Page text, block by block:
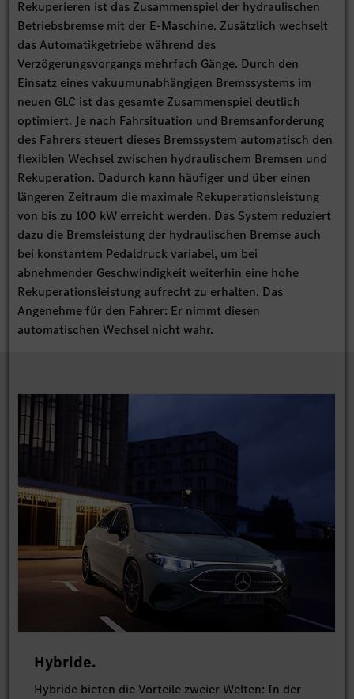
Rekuperieren ist das Zusammenspiel der hydraulischen
Betriebsbremse mit der E-Maschine. Zusätzlich wechselt
das Automatikgetriebe während des
Verzögerungsvorgangs mehrfach Gänge. Durch den
Einsatz eines vakuumunabhängigen Bremssystems im
neuen GLC ist das gesamte Zusammenspiel deutlich
optimiert. Je nach Fahrsituation und Bremsanforderung
des Fahrers steuert dieses Bremssystem automatisch den
flexiblen Wechsel zwischen hydraulischem Bremsen und
Rekuperation. Dadurch kann häufiger und über einen
längeren Zeitraum die maximale Rekuperationsleistung
von bis zu 100 kW erreicht werden. Das System reduziert
dazu die Bremsleistung der hydraulischen Bremse auch
bei konstantem Pedaldruck variabel, um bei
abnehmender Geschwindigkeit weiterhin eine hohe
Rekuperationsleistung aufrecht zu erhalten. Das
Angenehme für den Fahrer: Er nimmt diesen
automatischen Wechsel nicht wahr.
Hybride.
Hybride bieten die Vorteile zweier Welten: In der